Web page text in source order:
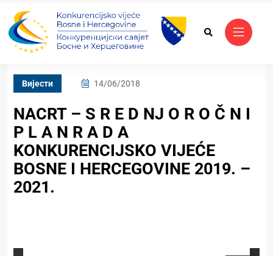
Вијести 14/06/2018
NACRT – S R E D NJ O R O Č N I
P L A N R A D A
KONKURENCIJSKO VIJEĆE
BOSNE I HERCEGOVINE 2019. –
2021.